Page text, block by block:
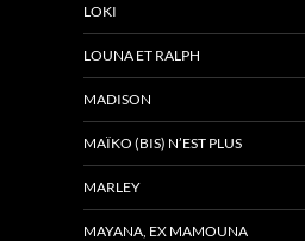
LOKI
LOUNA ET RALPH
MADISON
MAÏKO (BIS) N’EST PLUS
MARLEY
MAYANA, EX MAMOUNA